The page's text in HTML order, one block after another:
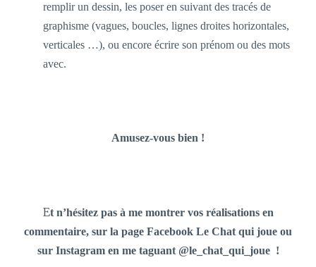
remplir un dessin, les poser en suivant des tracés de
graphisme (vagues, boucles, lignes droites horizontales,
verticales …), ou encore écrire son prénom ou des mots
avec.
Amusez-vous bien !
Et n’hésitez pas à me montrer vos réalisations en
commentaire, sur la page Facebook Le Chat qui joue ou
sur Instagram en me taguant @le_chat_qui_joue !